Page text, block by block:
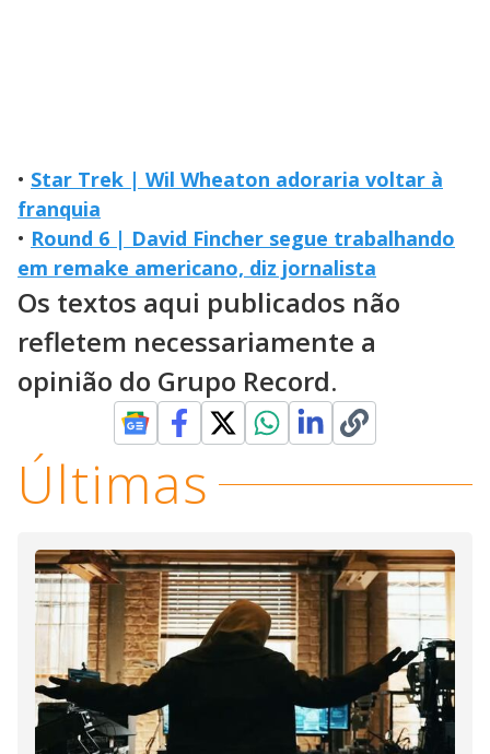
• Star Trek | Wil Wheaton adoraria voltar à
franquia
• Round 6 | David Fincher segue trabalhando
em remake americano, diz jornalista
Os textos aqui publicados não
refletem necessariamente a
opinião do Grupo Record.
Últimas